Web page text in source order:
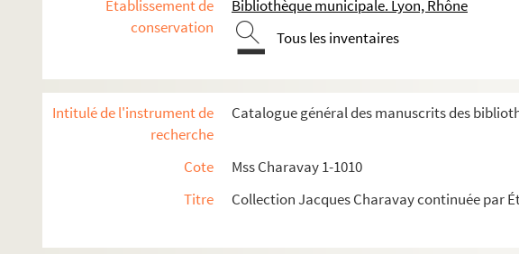
Etablissement de
conservation
Bibliothèque municipale. Lyon, Rhône
Tous les inventaires
Intitulé de l'instrument de
recherche
Catalogue général des manuscrits des
Cote
Mss Charavay 1-1010
Titre
Collection Jacques Charavay continuée par
Ms Charavay 748. Ravinet, évêque de Troyes
Ms Charavay 749. Récamier (Francisque)
Ms Charavay 751. Recorbet, vicaire général du diocèse de Lyon. — Signature
Ms Charavay 752. Roche (Régis), religieux du tiers ordre de S. François et
Ms Charavay 754. Reignier (Jean-Marie), peintre de fleurs, professeur à l'École
Ms Charavay 755. Renard (A.), chanteur de l'Opéra